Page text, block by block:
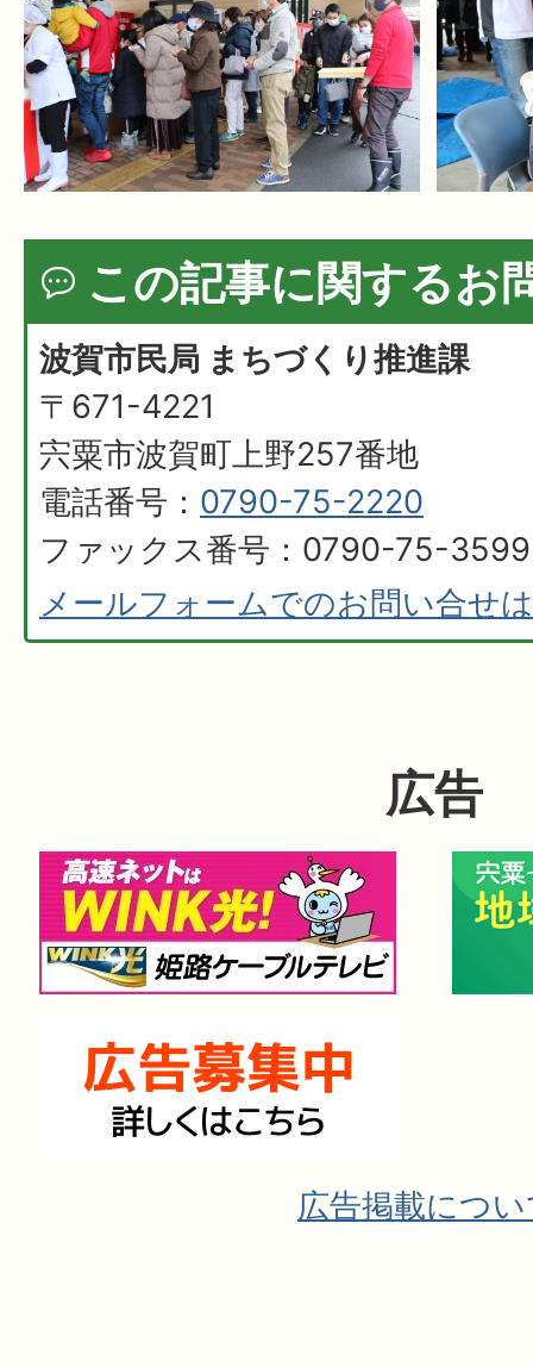
この記事に関するお
波賀市民局 まちづくり推進課
〒671-4221
宍粟市波賀町上野257番地
電話番号： 0790-75-2220
ファックス番号：0790-75-3599
メールフォームでのお問い合せ
広告
広告掲載につ